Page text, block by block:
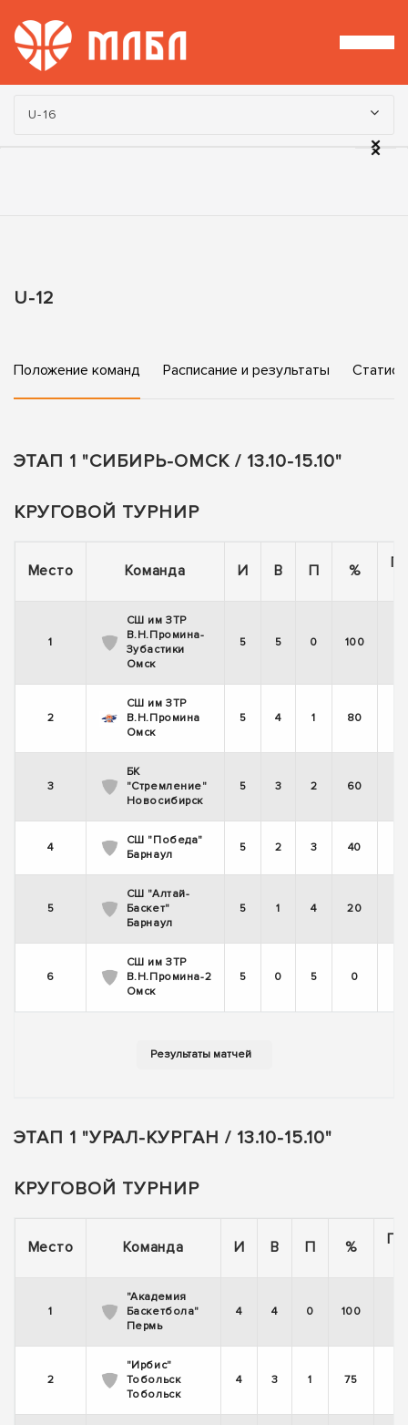
Турнир:
U-16
U-12
Положение команд Расписание и результаты
ЭТАП 1 "СИБИРЬ-ОМСК / 13.10-15.10"
КРУГОВОЙ ТУРНИР
Место Команда И В П %
1
СШ им ЗТР
В.Н.Промина-
Зубастики
Омск
5 5 0 100
2
СШ им ЗТР
В.Н.Промина
Омск
5 4 1 80
3
БК
"Стремление"
Новосибирск
5 3 2 60
4
СШ "Победа"
Барнаул
5 2 3 40
5
СШ "Алтай-
Баскет"
Барнаул
5 1 4 20
6
СШ им ЗТР
В.Н.Промина-2
Омск
5 0 5 0
ЭТАП 1 "УРАЛ-КУРГАН / 13.10-15.10"
КРУГОВОЙ ТУРНИР
Место Команда И В П %
1
"Академия
Баскетбола"
Пермь
4 4 0 100
2
"Ирбис"
Тобольск
Тобольск
4 3 1 75